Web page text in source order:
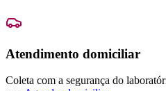
Atendimento domiciliar
Coleta com a segurança do